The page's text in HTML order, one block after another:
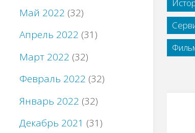
Май 2022 (32)
Апрель 2022 (31)
Март 2022 (32)
Февраль 2022 (32)
Январь 2022 (32)
Декабрь 2021 (31)